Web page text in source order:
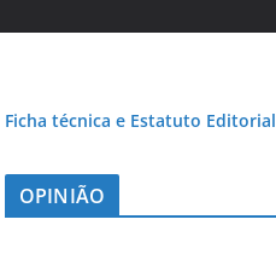
Ficha técnica e Estatuto Editorial
OPINIÃO